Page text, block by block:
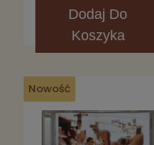
Dodaj Do
Koszyka
Nowość